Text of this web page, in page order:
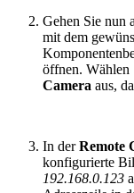
Gehen Sie nun
mit dem
öffnen. Wählen
Camera aus,
In derRemote
konfigurierte
192.168.0.123